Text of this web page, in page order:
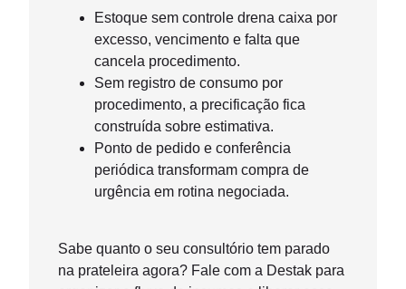
Estoque sem controle drena caixa por
excesso, vencimento e falta que
cancela procedimento.
Sem registro de consumo por
procedimento, a precificação fica
construída sobre estimativa.
Ponto de pedido e conferência
periódica transformam compra de
urgência em rotina negociada.
Sabe quanto o seu consultório tem parado
na prateleira agora? Fale com a Destak para